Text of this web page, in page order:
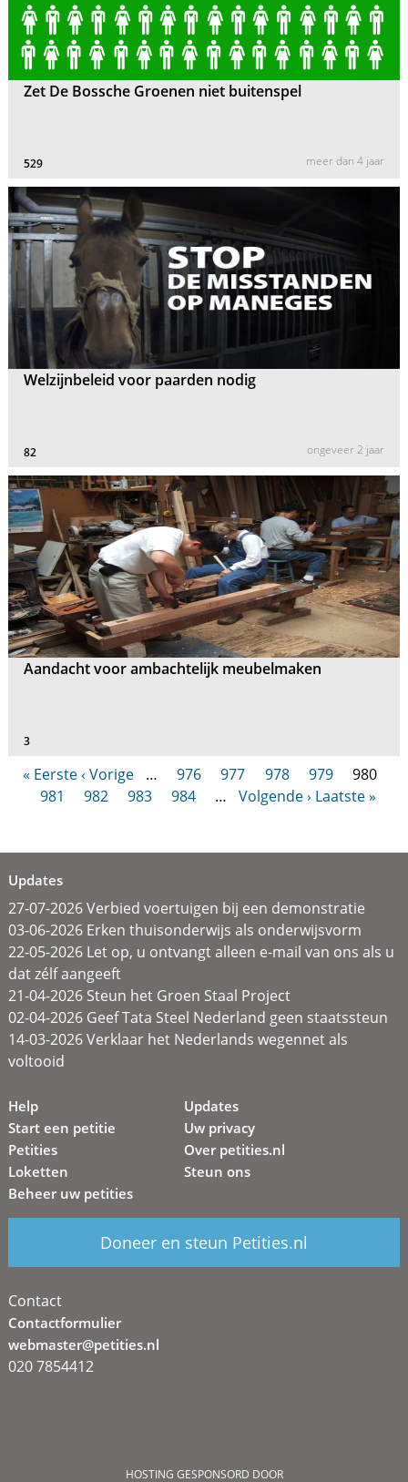
Zet De Bossche Groenen niet buitenspel
529 meer dan 4 jaar
Welzijnbeleid voor paarden nodig
82 ongeveer 2 jaar
Aandacht voor ambachtelijk meubelmaken
3
« Eerste ‹ Vorige … 976 977 978 979
980
981
982 983 984 … Volgende › Laatste »
Updates
27-07-2026 Verbied voertuigen bij een demonstratie
03-06-2026 Erken thuisonderwijs als onderwijsvorm
22-05-2026 Let op, u ontvangt alleen e-mail van ons als u
dat zélf aangeeft
21-04-2026 Steun het Groen Staal Project
02-04-2026 Geef Tata Steel Nederland geen staatssteun
14-03-2026 Verklaar het Nederlands wegennet als
voltooid
Help
Start een petitie
Petities
Loketten
Beheer uw petities
Updates
Uw privacy
Over petities.nl
Steun ons
Doneer en steun Petities.nl
Contact
Contactformulier
webmaster@petities.nl
020 7854412
HOSTING GESPONSORD DOOR